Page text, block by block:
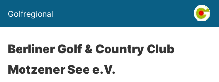
Golfregional
Berliner Golf & Country Club
Motzener See e.V.